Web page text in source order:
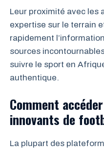
Leur proximité avec les
expertise sur le terrain
rapidement
sources
suivre le sport en
authentique.
Comment
innovants de
La plupart des